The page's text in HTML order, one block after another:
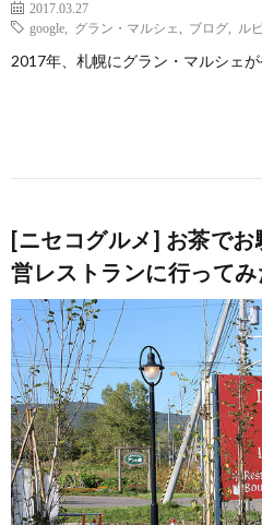
2017.03.27
google
グラン・マルシェ ブログ ル
2017年、札幌にグラン・マルシェが
[ニセコグルメ] お茶で
営レストランに行って